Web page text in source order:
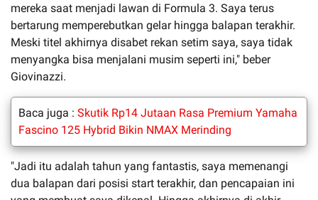
mereka saat menjadi lawan di Formula 3. Saya terus
bertarung memperebutkan gelar hingga balapan terakhir.
Meski titel akhirnya disabet rekan setim saya, saya tidak
menyangka bisa menjalani musim seperti ini," beber
Giovinazzi.
Baca juga : Skutik Rp14 Jutaan Rasa Premium Yamaha
Fascino 125 Hybrid Bikin NMAX Merinding
"Jadi itu adalah tahun yang fantastis, saya memenangi
dua balapan dari posisi start terakhir, dan pencapaian ini